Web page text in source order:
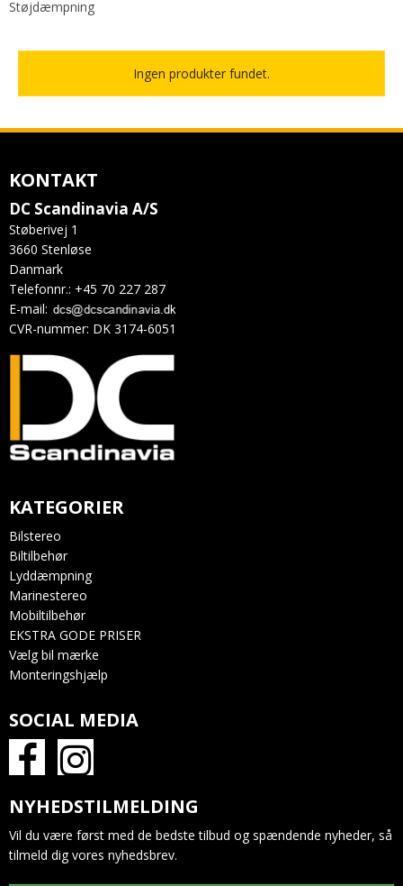
Støjdæmpning
Ingen produkter fundet.
KONTAKT
DC Scandinavia A/S
Støberivej 1
3660 Stenløse
Danmark
Telefonnr.: +45 70 227 287
E-mail:
CVR-nummer: DK 3174-6051
KATEGORIER
Bilstereo
Biltilbehør
Lyddæmpning
Marinestereo
Mobiltilbehør
EKSTRA GODE PRISER
Vælg bil mærke
Monteringshjælp
SOCIAL MEDIA
NYHEDSTILMELDING
Vil du være først med de bedste tilbud og spændende nyheder, så
tilmeld dig vores nyhedsbrev.